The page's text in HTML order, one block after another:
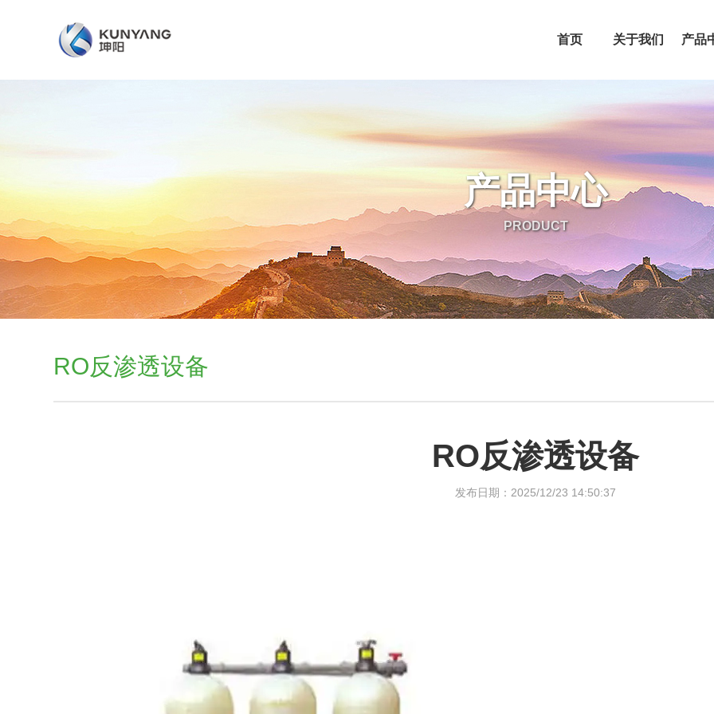
首页 关于我们 产品
产品中心
PRODUCT
RO反渗透设备
RO反渗透设备
发布日期：2025/12/23 14:50:37